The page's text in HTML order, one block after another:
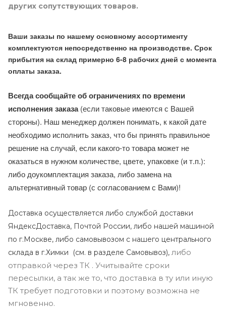
других сопутствующих товаров.
Ваши заказы по нашему основному ассортименту
комплектуются непосредственно на производстве. Срок
прибытия на склад примерно 6-8 рабочих дней с момента
оплаты заказа.
Всегда сообщайте об ограничениях по времени
исполнения заказа(если таковые имеются с Вашей
стороны). Наш менеджер должен понимать, к какой дате
необходимо исполнить заказ, что бы принять правильное
решение на случай, если какого-то товара может не
оказаться в нужном количестве, цвете, упаковке (и т.п.):
либо доукомплектация заказа, либо замена на
альтернативный товар (с согласованием с Вами)!
Доставка осуществляется либо службой доставки
ЯндексДоставка, Почтой России, либо нашей машиной
по г.Москве, либо самовывозом с нашего центрального
склада в г.Химки (см. в разделе Самовывоз), либо
отправкой через ТК . Учитывайте сроки
пересылки, а так же то, что доставка в ту или иную
ТК требует подготовки и поэтому возможна не
мгновенно.